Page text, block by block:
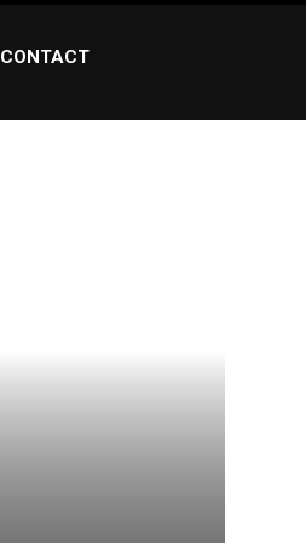
CONTACT